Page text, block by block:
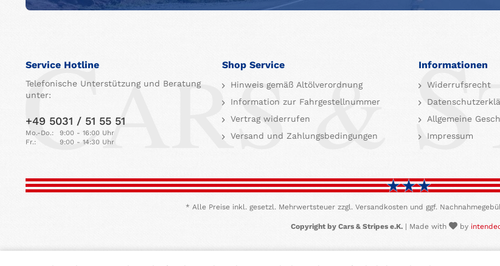
Service Hotline
Telefonische Unterstützung und Beratung
unter:
+49 5031 / 51 55 51
Mo.-Do.:
9:00 - 16:00 Uhr
Fr.:
9:00 - 14:30 Uhr
Shop Service
Hinweis gemäß Altölverordnung
Information zur Fahrgestellnummer
Vertrag widerrufen
Versand und Zahlungsbedingungen
Informationen
Widerrufsrecht
Allgemeine
Impressum
* Alle Preise inkl. gesetzl. Mehrwertsteuer zzgl. Versandkosten und ggf.
Copyright by Cars & Stripes e.K. | Made with by